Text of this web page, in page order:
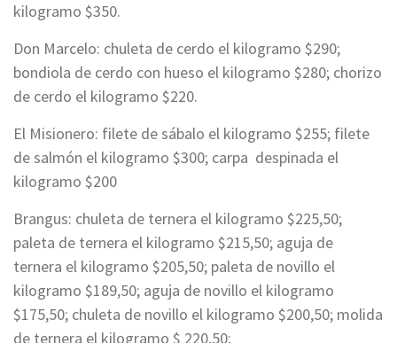
kilogramo $350.
Don Marcelo: chuleta de cerdo el kilogramo $290;
bondiola de cerdo con hueso el kilogramo $280; chorizo
de cerdo el kilogramo $220.
El Misionero: filete de sábalo el kilogramo $255; filete
de salmón el kilogramo $300; carpa despinada el
kilogramo $200
Brangus: chuleta de ternera el kilogramo $225,50;
paleta de ternera el kilogramo $215,50; aguja de
ternera el kilogramo $205,50; paleta de novillo el
kilogramo $189,50; aguja de novillo el kilogramo
$175,50; chuleta de novillo el kilogramo $200,50; molida
de ternera el kilogramo $ 220,50;